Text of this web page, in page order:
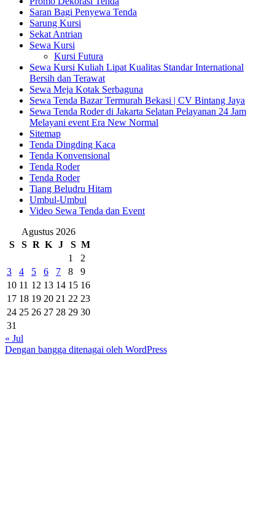
Saran Bagi Penyewa Tenda
Sarung Kursi
Sekat Antrian
Sewa Kursi
Kursi Futura
Sewa Kursi Kuliah Lipat Kualitas Standar International
Bersih dan Terawat
Sewa Meja Kotak Serbaguna
Sewa Tenda Bazar Termurah Bekasi | CV Bintang Jaya
Sewa Tenda Roder di Jakarta Selatan Pelayanan 24 Jam
Melayani event Era New Normal
Sitemap
Tenda Dingding Kaca
Tenda Konvensional
Tenda Roder
Tenda Roder
Tiang Beludru Hitam
Umbul-Umbul
Video Sewa Tenda dan Event
Agustus 2026
S
S R K J S M
1
2
3
4 5 6 7 8
9
10 11 12 13 14 15 16
17 18 19 20 21 22 23
24 25 26 27 28 29 30
31
« Jul
Dengan bangga ditenagai oleh WordPress